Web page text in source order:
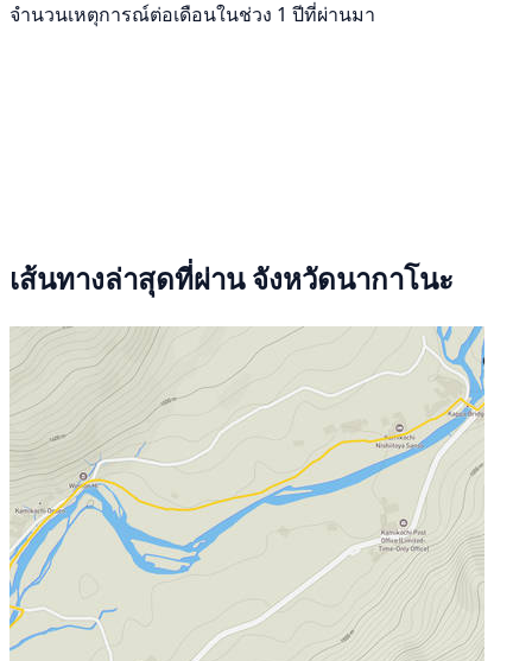
จำนวนเหตุการณ์ต่อเดือนในช่วง 1 ปีที่ผ่านมา
เส้นทางล่าสุดที่ผ่าน จังหวัดนากาโนะ